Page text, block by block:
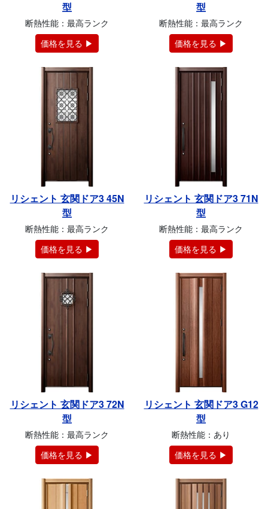
型
断熱性能：最高ランク
価格を見る ▶
型
断熱性能：最高ランク
価格を見る ▶
リシェント 玄関ドア3 45N
型
断熱性能：最高ランク
価格を見る ▶
リシェント 玄関ドア3 71N
型
断熱性能：最高ランク
価格を見る ▶
リシェント 玄関ドア3 72N
型
断熱性能：最高ランク
価格を見る ▶
リシェント 玄関ドア3 G12
型
断熱性能：あり
価格を見る ▶